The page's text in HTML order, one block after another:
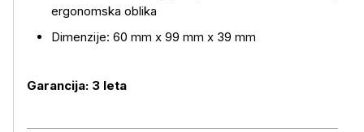
ergonomska oblika
Dimenzije: 60 mm x 99 mm x 39 mm
Garancija: 3 leta